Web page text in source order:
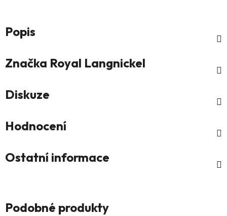
Popis
Značka Royal Langnickel
Diskuze
Hodnocení
Ostatní informace
Podobné produkty